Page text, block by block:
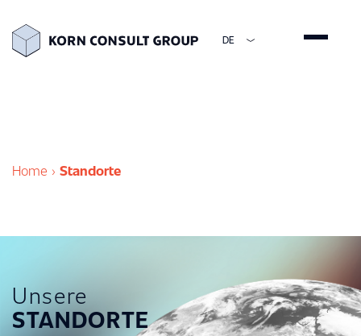
DE
Home › Standorte
Unsere
STANDORTE